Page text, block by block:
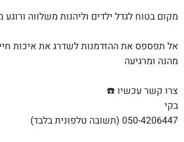
מקום בטוח לגדל ילדים וליהנות משלווה ורוגע
אל תפספס את ההזדמנות לשדרג את איכות
מהנה ומרגיעה
צרו קשר עכשיו ☎️
בקי
050-4206447 (תשובה טלפונית בלבד)